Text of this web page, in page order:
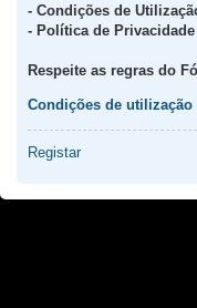
- Condições de
- Política de Privacidade
Respeite as regras do
Condições de utilização
Registar